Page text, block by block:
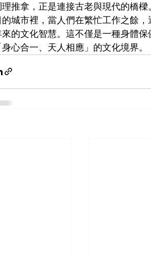
理推拿，正是連接古老與現代的橋樑
城市裡，當人們在繁忙工作之餘
來的文化智慧。這不僅是一種身體
心合一、天人相應」的文化境界。